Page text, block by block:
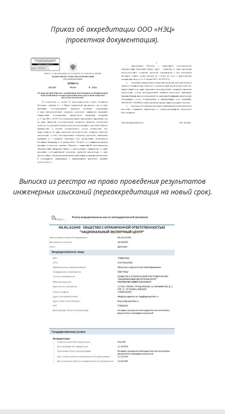
Приказ об аккредитации ООО «НЭЦ»
(проектная документация).
Выписка из реестра на право проведения результатов
инженерных изысканий (переаккредитация на новый срок).